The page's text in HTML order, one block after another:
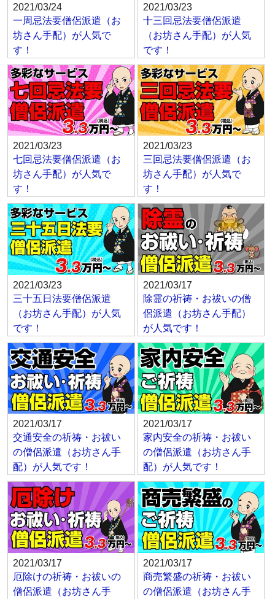
2021/03/24
一周忌法要僧侶派遣（お
坊さん手配）が人気で
す！
2021/03/23
十三回忌法要僧侶派遣
（お坊さん手配）が人気
です！
2021/03/23
七回忌法要僧侶派遣（お
坊さん手配）が人気で
す！
2021/03/23
三回忌法要僧侶派遣（お
坊さん手配）が人気で
す！
2021/03/23
三十五日法要僧侶派遣
（お坊さん手配）が人気
です！
2021/03/17
除霊の祈祷・お祓いの僧
侶派遣（お坊さん手配）
が人気です！
2021/03/17
交通安全の祈祷・お祓い
の僧侶派遣（お坊さん手
配）が人気です！
2021/03/17
家内安全の祈祷・お祓い
の僧侶派遣（お坊さん手
配）が人気です！
2021/03/17
厄除けの祈祷・お祓いの
僧侶派遣（お坊さん手
2021/03/17
商売繁盛の祈祷・お祓い
の僧侶派遣（お坊さん手